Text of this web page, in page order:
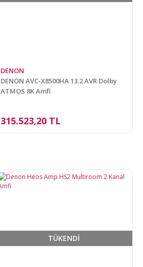
DENON
DENON AVC-X8500HA 13.2 AVR Dolby
ATMOS 8K Amfi
315.523,20 TL
TÜKENDİ